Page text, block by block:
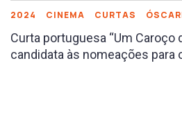
2024 CINEMA CURTAS
Curta portuguesa “Um Caroço
candidata às nomeações para